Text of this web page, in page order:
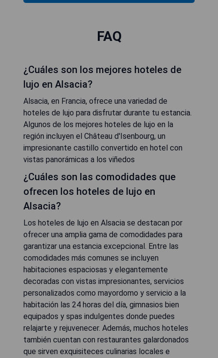
FAQ
¿Cuáles son los mejores hoteles de
lujo en Alsacia?
Alsacia, en Francia, ofrece una variedad de
hoteles de lujo para disfrutar durante tu estancia.
Algunos de los mejores hoteles de lujo en la
región incluyen el Château d'Isenbourg, un
impresionante castillo convertido en hotel con
vistas panorámicas a los viñedos
¿Cuáles son las comodidades que
ofrecen los hoteles de lujo en
Alsacia?
Los hoteles de lujo en Alsacia se destacan por
ofrecer una amplia gama de comodidades para
garantizar una estancia excepcional. Entre las
comodidades más comunes se incluyen
habitaciones espaciosas y elegantemente
decoradas con vistas impresionantes, servicios
personalizados como mayordomo y servicio a la
habitación las 24 horas del día, gimnasios bien
equipados y spas indulgentes donde puedes
relajarte y rejuvenecer. Además, muchos hoteles
también cuentan con restaurantes galardonados
que sirven exquisiteces culinarias locales e